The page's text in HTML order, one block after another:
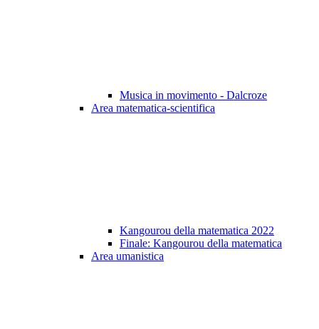
Musica in movimento - Dalcroze
Area matematica-scientifica
Kangourou della matematica 2022
Finale: Kangourou della matematica
Area umanistica